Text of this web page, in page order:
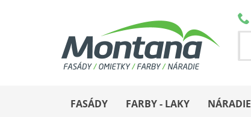
FASÁDY FARBY - LAKY NÁRADIE